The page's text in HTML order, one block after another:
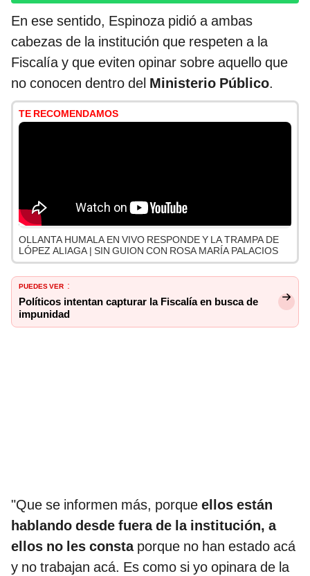
En ese sentido, Espinoza pidió a ambas
cabezas de la institución que respeten a la
Fiscalía y que eviten opinar sobre aquello que
no conocen dentro del Ministerio Público.
TE RECOMENDAMOS
OLLANTA HUMALA EN VIVO RESPONDE Y LA TRAMPA DE
LÓPEZ ALIAGA | SIN GUION CON ROSA MARÍA PALACIOS
PUEDES VER :
Políticos intentan capturar la Fiscalía en busca de
impunidad
"Que se informen más, porque ellos están
hablando desde fuera de la institución, a
ellos no les constaporque no han estado acá
y no trabajan acá. Es como si yo opinara de la